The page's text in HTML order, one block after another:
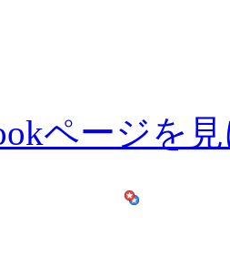
ページを